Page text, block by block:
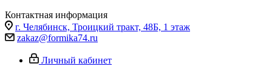
Контактная информация
г. Челябинск, Троицкий тракт, 48Б, 1 этаж
zakaz@formika74.ru
Личный кабинет